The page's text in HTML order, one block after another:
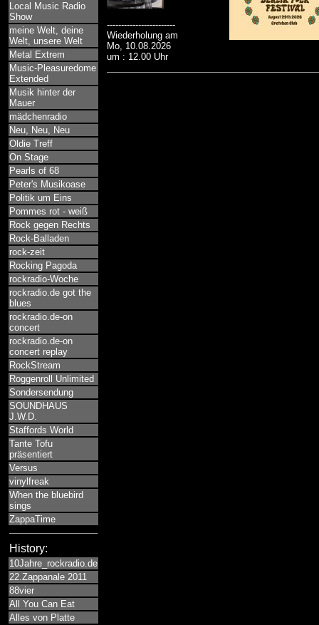
Local Music Radio
Show
meine Welt, deine
Welt, unsere Welt
Metal Extrem
Music-Pleasuredome
Extended
Musik hinter der
Mauer
mädchenradio
Neu, Neu, Neu
Oldie Treff
On Stage
Pearls of 68
Peter's Musikoase
Politik um Eins
Pommes rot - weiß
Rock gegen Rechts
Rock-Balladen
rock-zeit
Rocking Pagoda
rockradio-Woche
rockradio.de got the
blues
rockradio.de-on
concert
rockradio.de-on
concert replay
RockStream
Roggenroll Unlimited
Sondersendung
SOUNDHAUS
J.W.D.
Staffords World
Tante Tofu
präsentiert
Versus
vinylfreak
When the bluebird
sings
ZappaTime
History:
10Jahre_rockradio.de
22.Zappanale 2011
88vier
All You Can Eat
Alles von Platte
------------------------
Wiederholung am
Mo, 10.08.2026
um : 12.00 Uhr